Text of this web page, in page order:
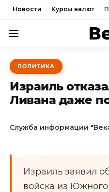
Новости Курсы валют
ПОЛИТИКА
ЭКОНОМИКА
ОБЩЕСТВО
КУЛЬТУРА
НОВОСТИ
ПОЛИТИКА
Израиль
Ливана даже
Служба информации
Израиль заявил
войска из